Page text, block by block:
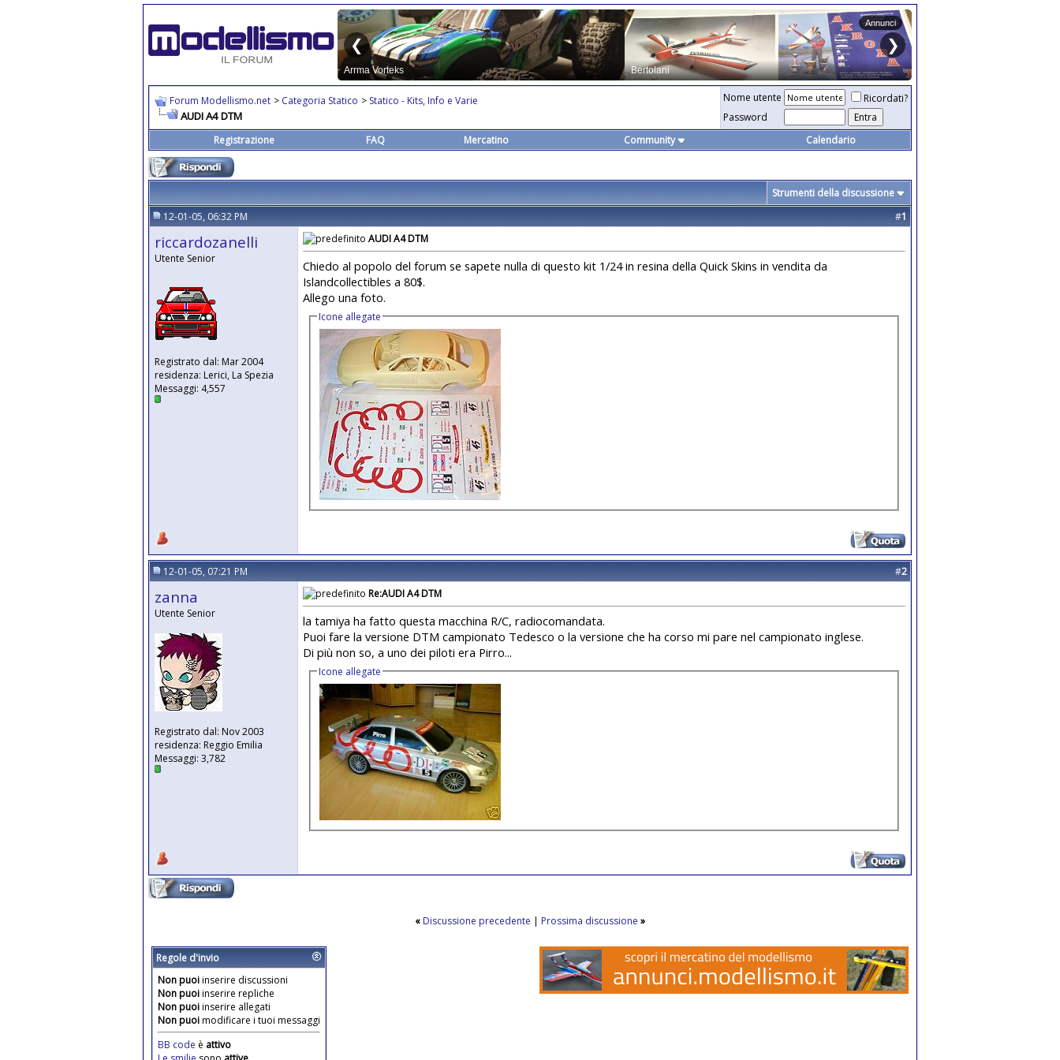
Forum Modellismo.net > Categoria Statico > Statico - Kits, Info e Varie
AUDI A4 DTM
Nome utente
Ricordati?
Password
Registrazione
FAQ Mercatino Community Calendario
Strumenti della discussione
12-01-05, 06:32 PM
#1
riccardozanelli
Utente Senior
Registrato dal: Mar 2004
residenza: Lerici, La Spezia
Messaggi: 4,557
AUDI A4 DTM
Chiedo al popolo del forum se sapete nulla di questo kit 1/24 in resina della Quick Skins in vendita da
Islandcollectibles a 80$.
Allego una foto.
Icone allegate
12-01-05, 07:21 PM #2
zanna
Utente Senior
Registrato dal: Nov 2003
residenza: Reggio Emilia
Messaggi: 3,782
Re:AUDI A4 DTM
la tamiya ha fatto questa macchina R/C, radiocomandata.
Puoi fare la versione DTM campionato Tedesco o la versione che ha corso mi pare nel campionato inglese.
Di più non so, a uno dei piloti era Pirro...
Icone allegate
« Discussione precedente | Prossima discussione »
Regole d'invio
Non puoiinserire discussioni
Non puoiinserire repliche
Non puoiinserire allegati
Non puoimodificare i tuoi messaggi
BB code è attivo